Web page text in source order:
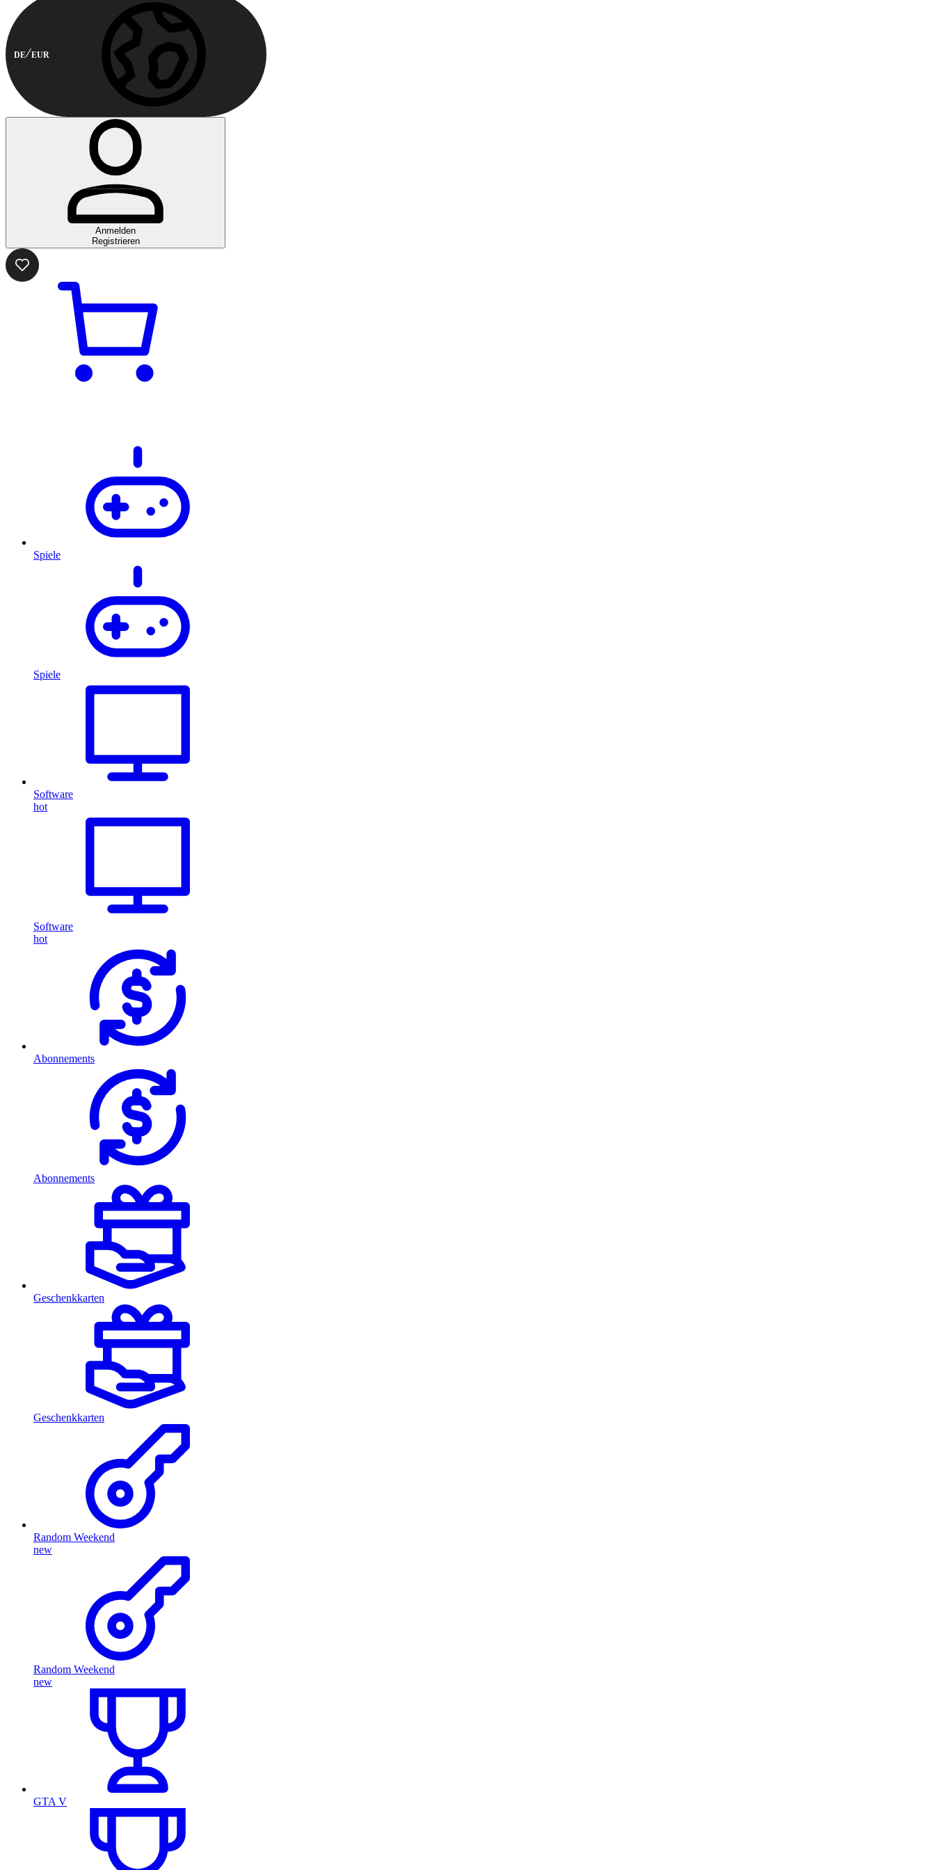
DE EUR
Anmelden
Registrieren
Spiele
Spiele
Software
hot
Software
hot
Abonnements
Abonnements
Geschenkkarten
Geschenkkarten
Random Weekend
new
Random Weekend
new
GTA V